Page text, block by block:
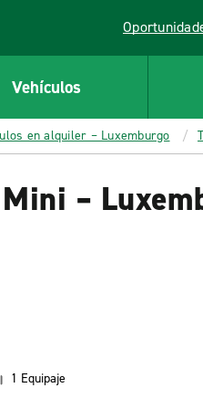
Link opens
Vehículos
en alquiler – Luxemburgo
–
1 Equipaje